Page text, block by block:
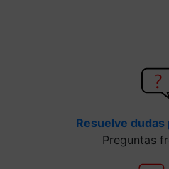
Resuelve
Preguntas